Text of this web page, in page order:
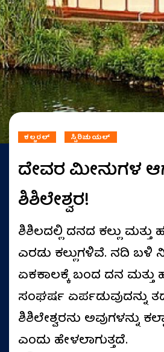
ಕಲ್ಚರಲ್ ಸ್ಪಿರಿಚುಯಲ್
ದೇವರ ಮೀನುಗಳ
ಶಿಶಿಲೇಶ್ವರ!
ಶಿಶಿಲದಲ್ಲಿ ದನದ ಕಲ್ಲು ಮತ್ತು
ಎರಡು ಕಲ್ಲುಗಳಿವೆ. ನದಿ ಬಳಿ
ಏಕಕಾಲಕ್ಕೆ ಬಂದ ದನ
ಸಂಘರ್ಷ ಏರ್ಪಡುವುದನ್ನು
ಶಿಶಿಲೇಶ್ವರನು ಅವುಗಳನ್ನು
ಎಂದು ಹೇಳಲಾಗುತ್ತದೆ.